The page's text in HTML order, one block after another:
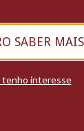
SABER MAIS
tenho interesse